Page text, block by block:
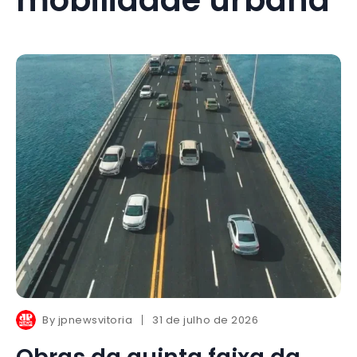
By jpnewsvitoria 31 de julho de 2026